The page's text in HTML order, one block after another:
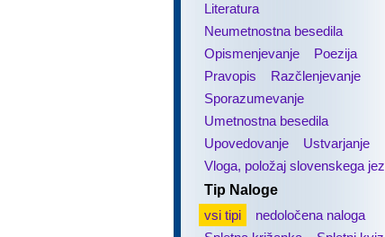
Literatura
Neumetnostna besedila
Opismenjevanje
Poezija
Pravopis
Razčlenjevanje
Sporazumevanje
Umetnostna besedila
Upovedovanje
Ustvarjanje
Vloga, položaj slovenskega
Tip Naloge
vsi tipi
nedoločena naloga